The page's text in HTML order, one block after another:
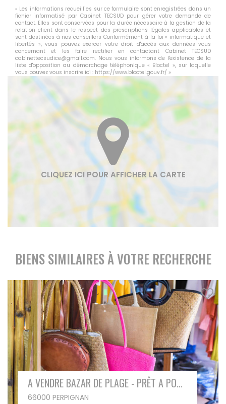
« Les informations recueillies sur ce formulaire sont enregistrées dans un
fichier informatisé par Cabinet TECSUD pour gérer votre demande de
contact. Elles sont conservées pour la durée nécessaire à la gestion de la
relation client dans le respect des prescriptions légales applicables et
sont destinées à nos conseillers Conformément à la loi « informatique et
libertés », vous pouvez exercer votre droit d'accès aux données vous
concernant et les faire rectifier en contactant Cabinet TECSUD
cabinettecsudice@gmail.com. Nous vous informons de l'existence de la
liste d'opposition au démarchage téléphonique « Bloctel », sur laquelle
vous pouvez vous inscrire ici : https://www.bloctel.gouv.fr/ »
BIENS SIMILAIRES À VOTRE RECHERCHE
fonds de commerce superbe Carrosserie
66000 Perpignan